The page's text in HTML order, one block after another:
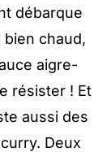
débarque
bien chaud,
aigre-
résister ! Et
aussi des
Deux